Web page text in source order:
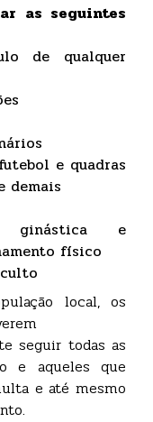
as seguintes
de qualquer
e quadras
demais
ginástica e
físico
local, os
seguir todas as
e aqueles que
e até mesmo